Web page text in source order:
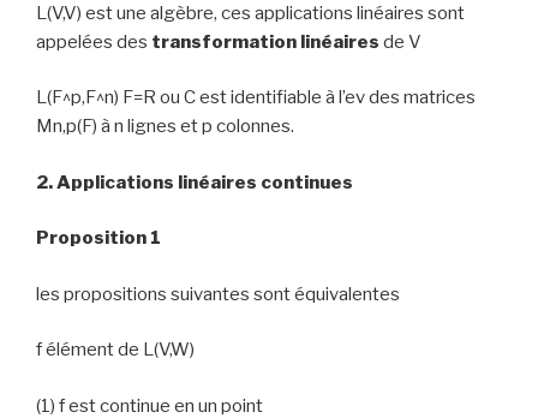
L(V,V) est une algèbre, ces applications linéaires sont
appelées des transformation linéaires de V
L(F^p,F^n) F=R ou C est identifiable à l’ev des matrices
Mn,p(F) à n lignes et p colonnes.
2. Applications linéaires continues
Proposition 1
les propositions suivantes sont équivalentes
f élément de L(V,W)
(1) f est continue en un point